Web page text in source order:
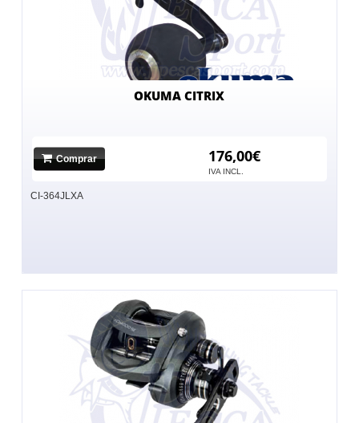
OKUMA CITRIX
Comprar 176,00€
IVA INCL.
CI-364JLXA